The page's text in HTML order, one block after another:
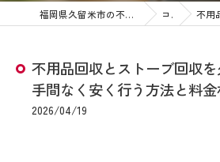
福岡県久留米市の不用品回収なら株式会社総合整理サポート コラム 不用品回収と
不用品回収とストーブ回収
手間なく安く行う方法と料
2026/04/19